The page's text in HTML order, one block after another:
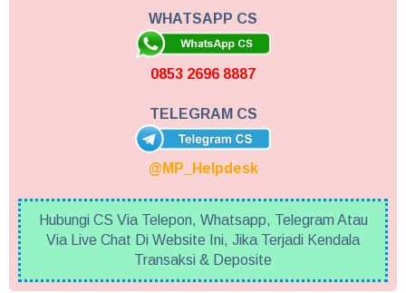
WHATSAPP CS
0853 2696 8887
TELEGRAM CS
@MP_Helpdesk
Hubungi CS Via Telepon, Whatsapp, Telegram Atau
Via Live Chat Di Website Ini, Jika Terjadi Kendala
Transaksi & Deposite